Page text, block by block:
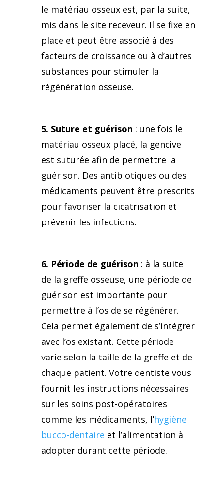
le matériau osseux est, par la suite,
mis dans le site receveur. Il se fixe en
place et peut être associé à des
facteurs de croissance ou à d’autres
substances pour stimuler la
régénération osseuse.
5. Suture et guérison : une fois le
matériau osseux placé, la gencive
est suturée afin de permettre la
guérison. Des antibiotiques ou des
médicaments peuvent être prescrits
pour favoriser la cicatrisation et
prévenir les infections.
6. Période de guérison : à la suite
de la greffe osseuse, une période de
guérison est importante pour
permettre à l’os de se régénérer.
Cela permet également de s’intégrer
avec l’os existant. Cette période
varie selon la taille de la greffe et de
chaque patient. Votre dentiste vous
fournit les instructions nécessaires
sur les soins post-opératoires
comme les médicaments, l’hygiène
bucco-dentaire et l’alimentation à
adopter durant cette période.